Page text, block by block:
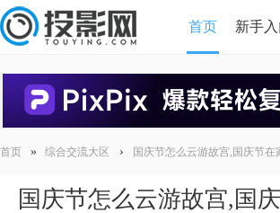
首页 新手入
首页 » 综合交流大区 › 国庆节怎么云游故宫,国庆节在
国庆节怎么云游故宫,国